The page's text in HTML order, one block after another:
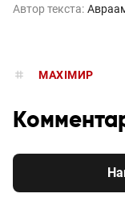
Автор текста:
MAXIMИР